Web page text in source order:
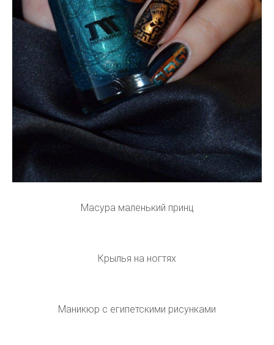
Масура маленький принц